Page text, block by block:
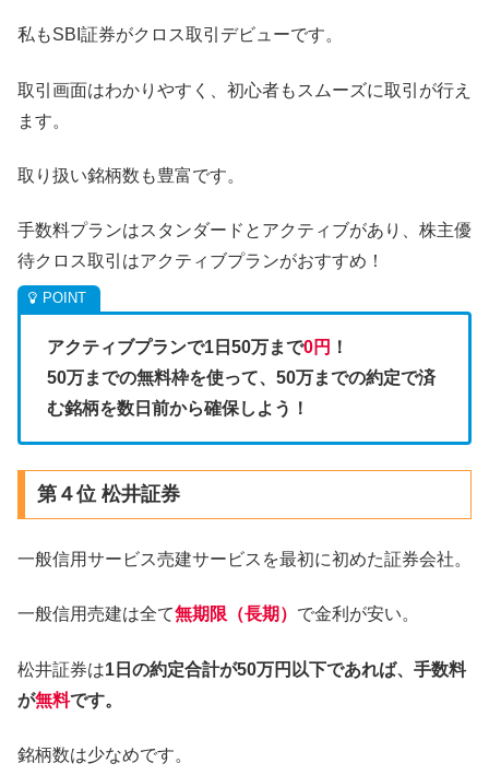
私もSBI証券がクロス取引デビューです。
取引画面はわかりやすく、初心者もスムーズに取引が行え
ます。
取り扱い銘柄数も豊富です。
手数料プランはスタンダードとアクティブがあり、株主優
待クロス取引はアクティブプランがおすすめ！
アクティブプランで1日50万まで0円 ！
50万までの無料枠を使って、50万までの約定で済
む銘柄を数日前から確保しよう！
第４位 松井証券
一般信用サービス売建サービスを最初に初めた証券会社。
一般信用売建は全て無期限（長期） で金利が安い。
松井証券は1日の約定合計が50万円以下であれば、手数料
が無料です。
銘柄数は少なめです。